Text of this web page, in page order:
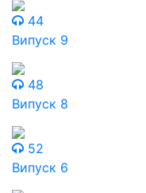
44
Випуск 9
48
Випуск 8
52
Випуск 6